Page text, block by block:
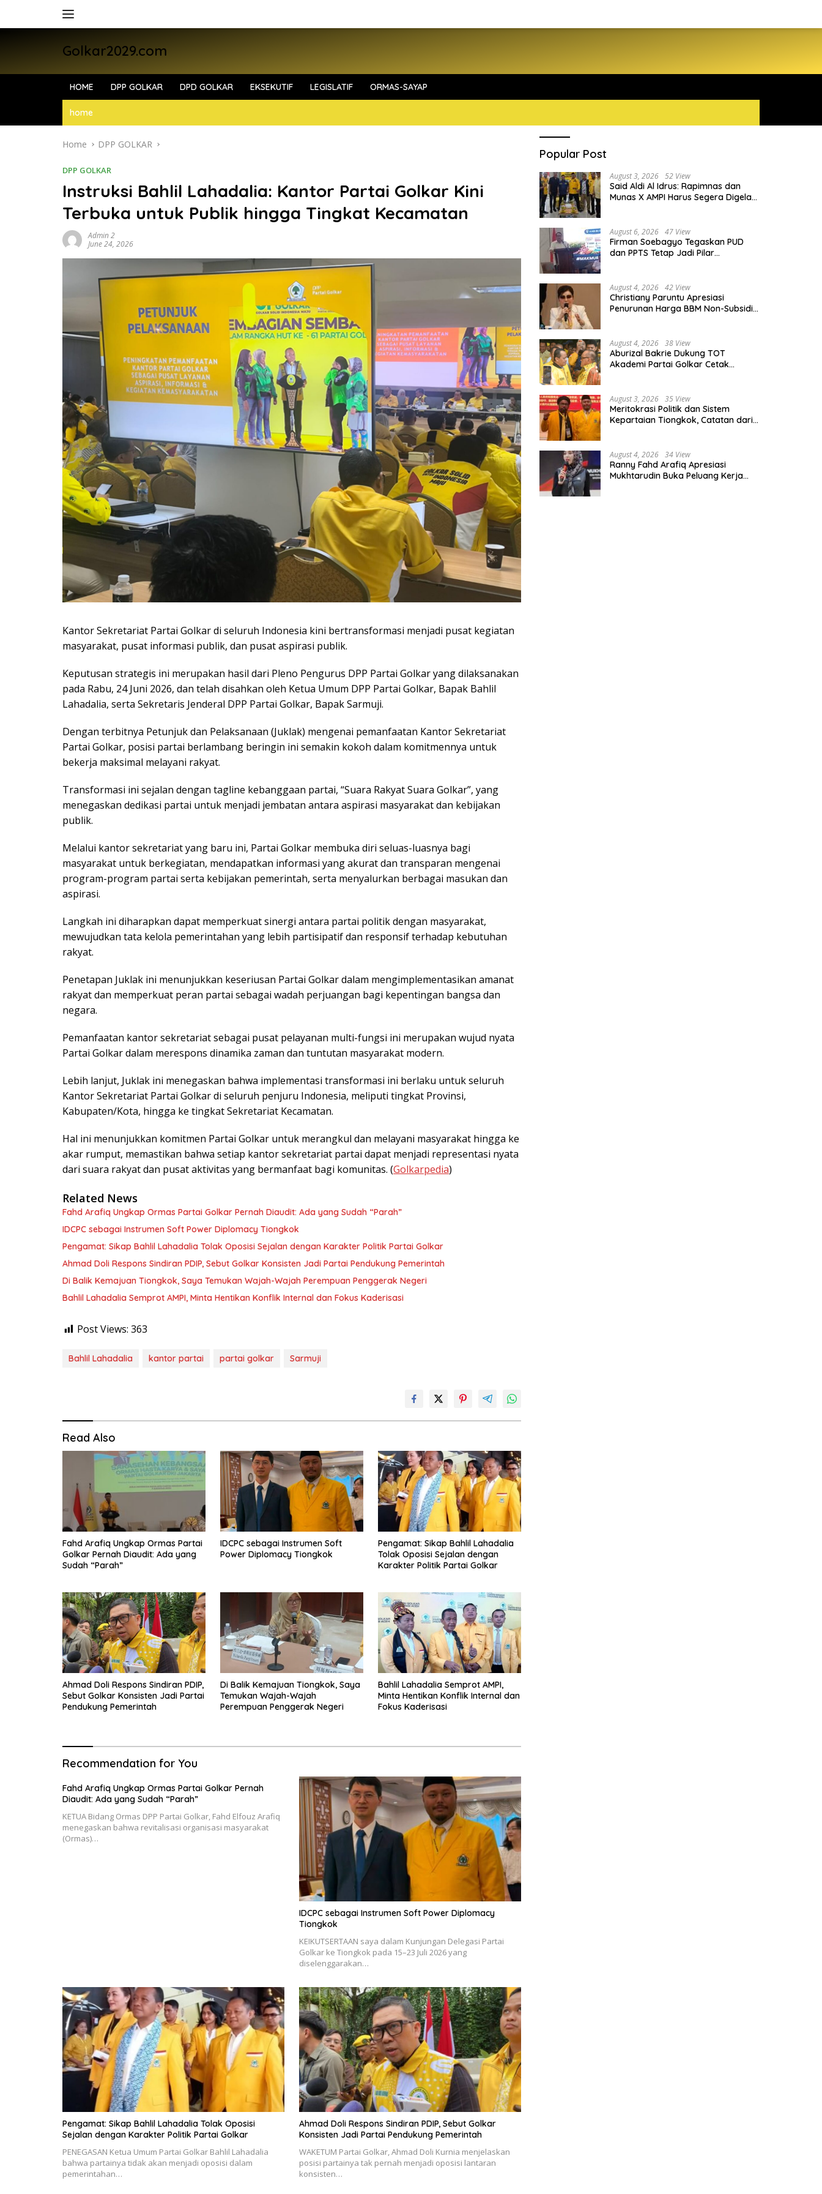
Golkar2029.com
HOME DPP GOLKAR DPD GOLKAR EKSEKUTIF LEGISLATIF ORMAS-SAYAP
home
Home DPP GOLKAR
DPP GOLKAR
Instruksi Bahlil Lahadalia: Kantor Partai Golkar Kini
Terbuka untuk Publik hingga Tingkat Kecamatan
Admin 2
June 24, 2026
Kantor Sekretariat Partai Golkar di seluruh Indonesia kini bertransformasi menjadi pusat kegiatan
masyarakat, pusat informasi publik, dan pusat aspirasi publik.
Keputusan strategis ini merupakan hasil dari Pleno Pengurus DPP Partai Golkar yang dilaksanakan
pada Rabu, 24 Juni 2026, dan telah disahkan oleh Ketua Umum DPP Partai Golkar, Bapak Bahlil
Lahadalia, serta Sekretaris Jenderal DPP Partai Golkar, Bapak Sarmuji.
Dengan terbitnya Petunjuk dan Pelaksanaan (Juklak) mengenai pemanfaatan Kantor Sekretariat
Partai Golkar, posisi partai berlambang beringin ini semakin kokoh dalam komitmennya untuk
bekerja maksimal melayani rakyat.
Transformasi ini sejalan dengan tagline kebanggaan partai, “Suara Rakyat Suara Golkar”, yang
menegaskan dedikasi partai untuk menjadi jembatan antara aspirasi masyarakat dan kebijakan
publik.
Melalui kantor sekretariat yang baru ini, Partai Golkar membuka diri seluas-luasnya bagi
masyarakat untuk berkegiatan, mendapatkan informasi yang akurat dan transparan mengenai
program-program partai serta kebijakan pemerintah, serta menyalurkan berbagai masukan dan
aspirasi.
Langkah ini diharapkan dapat memperkuat sinergi antara partai politik dengan masyarakat,
mewujudkan tata kelola pemerintahan yang lebih partisipatif dan responsif terhadap kebutuhan
rakyat.
Penetapan Juklak ini menunjukkan keseriusan Partai Golkar dalam mengimplementasikan amanat
rakyat dan memperkuat peran partai sebagai wadah perjuangan bagi kepentingan bangsa dan
negara.
Pemanfaatan kantor sekretariat sebagai pusat pelayanan multi-fungsi ini merupakan wujud nyata
Partai Golkar dalam merespons dinamika zaman dan tuntutan masyarakat modern.
Lebih lanjut, Juklak ini menegaskan bahwa implementasi transformasi ini berlaku untuk seluruh
Kantor Sekretariat Partai Golkar di seluruh penjuru Indonesia, meliputi tingkat Provinsi,
Kabupaten/Kota, hingga ke tingkat Sekretariat Kecamatan.
Hal ini menunjukkan komitmen Partai Golkar untuk merangkul dan melayani masyarakat hingga ke
akar rumput, memastikan bahwa setiap kantor sekretariat partai dapat menjadi representasi nyata
dari suara rakyat dan pusat aktivitas yang bermanfaat bagi komunitas. (Golkarpedia)
Related News
Fahd Arafiq Ungkap Ormas Partai Golkar Pernah Diaudit: Ada yang Sudah “Parah”
IDCPC sebagai Instrumen Soft Power Diplomacy Tiongkok
Pengamat: Sikap Bahlil Lahadalia Tolak Oposisi Sejalan dengan Karakter Politik Partai Golkar
Ahmad Doli Respons Sindiran PDIP, Sebut Golkar Konsisten Jadi Partai Pendukung Pemerintah
Di Balik Kemajuan Tiongkok, Saya Temukan Wajah-Wajah Perempuan Penggerak Negeri
Bahlil Lahadalia Semprot AMPI, Minta Hentikan Konflik Internal dan Fokus Kaderisasi
Post Views: 363
Bahlil Lahadalia kantor partai partai golkar Sarmuji
Read Also
Fahd Arafiq Ungkap Ormas Partai
Golkar Pernah Diaudit: Ada yang
Sudah “Parah”
IDCPC sebagai Instrumen Soft
Power Diplomacy Tiongkok
Pengamat: Sikap Bahlil Lahadalia
Tolak Oposisi Sejalan dengan
Karakter Politik Partai Golkar
Ahmad Doli Respons Sindiran PDIP,
Sebut Golkar Konsisten Jadi Partai
Pendukung Pemerintah
Di Balik Kemajuan Tiongkok, Saya
Temukan Wajah-Wajah
Perempuan Penggerak Negeri
Bahlil Lahadalia Semprot AMPI,
Minta Hentikan Konflik Internal dan
Fokus Kaderisasi
Recommendation for You
Fahd Arafiq Ungkap Ormas Partai Golkar Pernah
Diaudit: Ada yang Sudah “Parah”
KETUA Bidang Ormas DPP Partai Golkar, Fahd Elfouz Arafiq
menegaskan bahwa revitalisasi organisasi masyarakat
(Ormas)…
IDCPC sebagai Instrumen Soft Power Diplomacy
Tiongkok
KEIKUTSERTAAN saya dalam Kunjungan Delegasi Partai
Golkar ke Tiongkok pada 15–23 Juli 2026 yang
diselenggarakan…
Pengamat: Sikap Bahlil Lahadalia Tolak Oposisi
Sejalan dengan Karakter Politik Partai Golkar
PENEGASAN Ketua Umum Partai Golkar Bahlil Lahadalia
bahwa partainya tidak akan menjadi oposisi dalam
pemerintahan…
Ahmad Doli Respons Sindiran PDIP, Sebut Golkar
Konsisten Jadi Partai Pendukung Pemerintah
WAKETUM Partai Golkar, Ahmad Doli Kurnia menjelaskan
posisi partainya tak pernah menjadi oposisi lantaran
konsisten…
Popular Post
August 3, 2026 52 View
Said Aldi Al Idrus: Rapimnas dan
Munas X AMPI Harus Segera Digelar
August 6, 2026 47 View
Firman Soebagyo Tegaskan PUD
dan PPTS Tetap Jadi Pilar
August 4, 2026 42 View
Christiany Paruntu Apresiasi
Penurunan Harga BBM Non-Subsidi,
August 4, 2026 38 View
Aburizal Bakrie Dukung TOT
Akademi Partai Golkar Cetak
August 3, 2026 35 View
Meritokrasi Politik dan Sistem
Kepartaian Tiongkok, Catatan dari
August 4, 2026 34 View
Ranny Fahd Arafiq Apresiasi
Mukhtarudin Buka Peluang Kerja